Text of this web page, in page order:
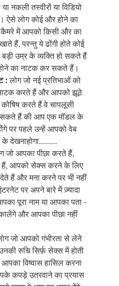
नकली तस्वीरों या विडियो
ऐसे लोग कोई और होने का
में आपको किसी और का
हैं, परन्तु ये ढोंगी होते कोई
उम्र के व्यक्ति हो सकते हैं
का नाटक कर सकते हैं।
:लोग जो नई प्रतिभाओं को
करते हैं और आपको झूठे
करते हैं वे चापलूसी
हैं की आप एक मॉडल के
पर पहले उन्हें आपको वेब
के देखनाहोगा.........
जो आपका पीछा करते हैं,
आपको सेक्स करने के लिए
हैं और मना करने पर भी नहीं
पर अपने बारे में ज़्यादा
पूरा नाम या आपका पता -
और आपका पीछा नहीं
जो आपको गंभीरता से लेने
रुचि सिर्फ़ सेक्स में होती
विष्वास हासिल करना
कपड़े उतरवाने का प्रयास